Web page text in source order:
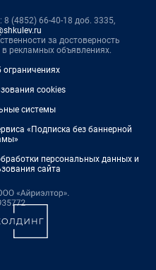
(4852) 66-40-18 доб. 3335,
за достоверность
рекламных объявлениях.
cookies
системы
«Подписка без баннерной
персональных данных и
сайта